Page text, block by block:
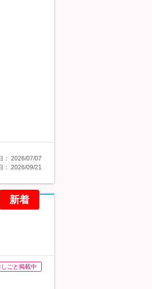
： 2026/07/07
： 2026/09/21
新着
ごと掲載中